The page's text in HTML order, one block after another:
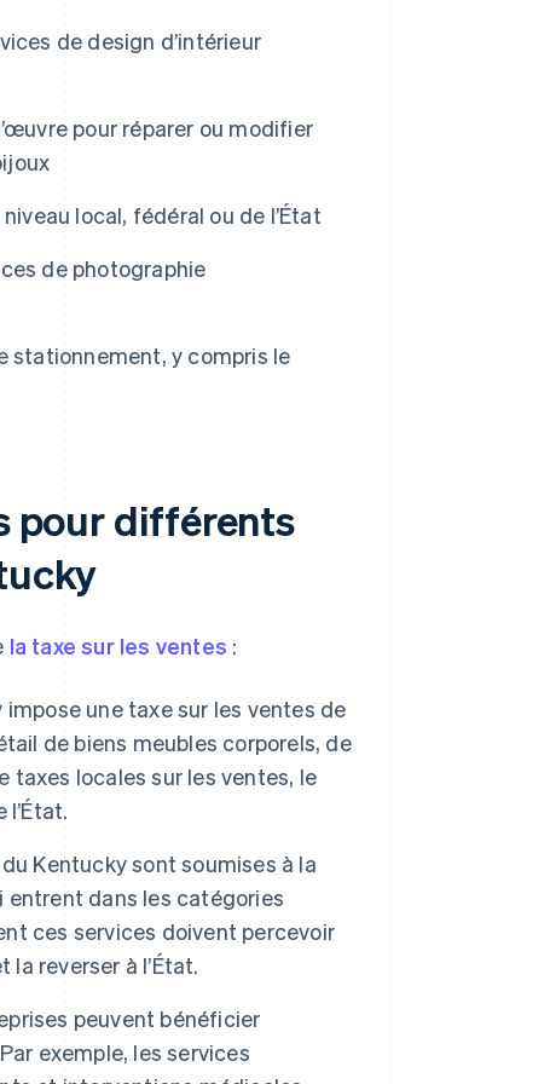
de design d’intérieur
pour réparer ou modifier
local, fédéral ou de l’État
de photographie
stationnement, y compris le
pour différents
la taxe sur les ventes :
impose une taxe sur les ventes de
de biens meubles corporels, de
taxes locales sur les ventes, le
Kentucky sont soumises à la
entrent dans les catégories
ces services doivent percevoir
reverser à l’État.
peuvent bénéficier
exemple, les services